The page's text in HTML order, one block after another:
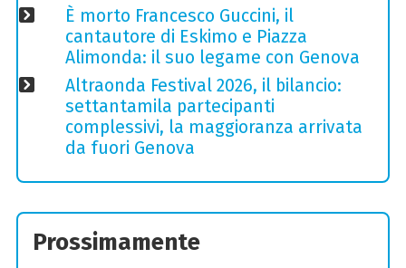
È morto Francesco Guccini, il
cantautore di Eskimo e Piazza
Alimonda: il suo legame con Genova
Altraonda Festival 2026, il bilancio:
settantamila partecipanti
complessivi, la maggioranza arrivata
da fuori Genova
Prossimamente